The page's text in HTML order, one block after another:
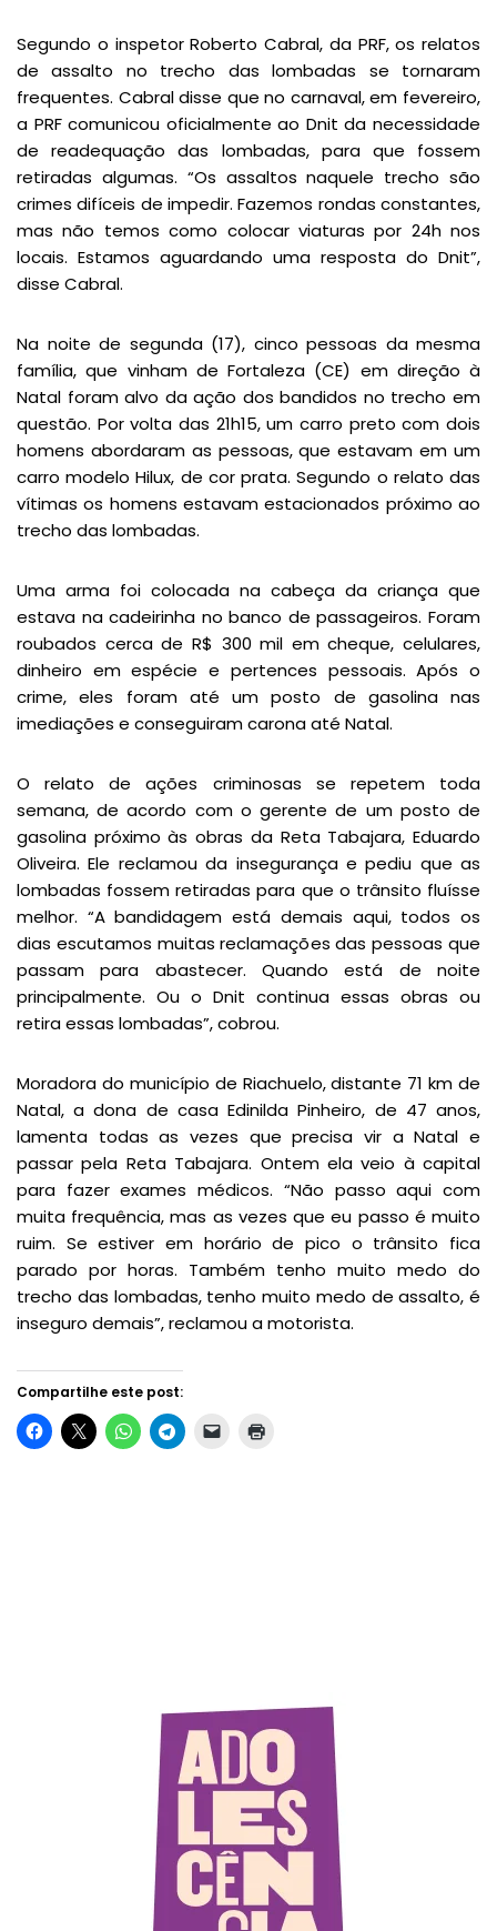
Segundo o inspetor Roberto Cabral, da PRF, os relatos
de assalto no trecho das lombadas se tornaram
frequentes. Cabral disse que no carnaval, em fevereiro,
a PRF comunicou oficialmente ao Dnit da necessidade
de readequação das lombadas, para que fossem
retiradas algumas. “Os assaltos naquele trecho são
crimes difíceis de impedir. Fazemos rondas constantes,
mas não temos como colocar viaturas por 24h nos
locais. Estamos aguardando uma resposta do Dnit”,
disse Cabral.
Na noite de segunda (17), cinco pessoas da mesma
família, que vinham de Fortaleza (CE) em direção à
Natal foram alvo da ação dos bandidos no trecho em
questão. Por volta das 21h15, um carro preto com dois
homens abordaram as pessoas, que estavam em um
carro modelo Hilux, de cor prata. Segundo o relato das
vítimas os homens estavam estacionados próximo ao
trecho das lombadas.
Uma arma foi colocada na cabeça da criança que
estava na cadeirinha no banco de passageiros. Foram
roubados cerca de R$ 300 mil em cheque, celulares,
dinheiro em espécie e pertences pessoais. Após o
crime, eles foram até um posto de gasolina nas
imediações e conseguiram carona até Natal.
O relato de ações criminosas se repetem toda
semana, de acordo com o gerente de um posto de
gasolina próximo às obras da Reta Tabajara, Eduardo
Oliveira. Ele reclamou da insegurança e pediu que as
lombadas fossem retiradas para que o trânsito fluísse
melhor. “A bandidagem está demais aqui, todos os
dias escutamos muitas reclamações das pessoas que
passam para abastecer. Quando está de noite
principalmente. Ou o Dnit continua essas obras ou
retira essas lombadas”, cobrou.
Moradora do município de Riachuelo, distante 71 km de
Natal, a dona de casa Edinilda Pinheiro, de 47 anos,
lamenta todas as vezes que precisa vir a Natal e
passar pela Reta Tabajara. Ontem ela veio à capital
para fazer exames médicos. “Não passo aqui com
muita frequência, mas as vezes que eu passo é muito
ruim. Se estiver em horário de pico o trânsito fica
parado por horas. Também tenho muito medo do
trecho das lombadas, tenho muito medo de assalto, é
inseguro demais”, reclamou a motorista.
Compartilhe este post: